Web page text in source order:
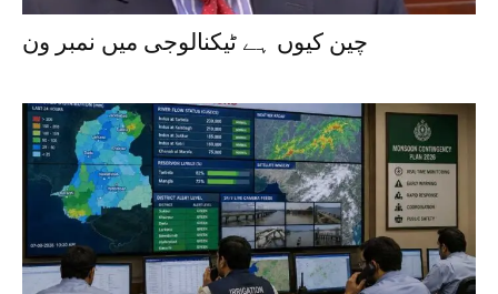
چین کیوں ہے ٹیکنالوجی میں نمبر ون